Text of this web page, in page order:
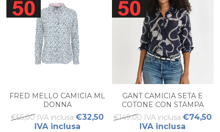
FRED MELLO CAMICIA ML
DONNA
€65,00 IVA inclusa €32,50
IVA inclusa
GANT CAMICIA SETA E
COTONE CON STAMPA
SAILING DONNA
€149,00 IVA inclusa €74,50
IVA inclusa